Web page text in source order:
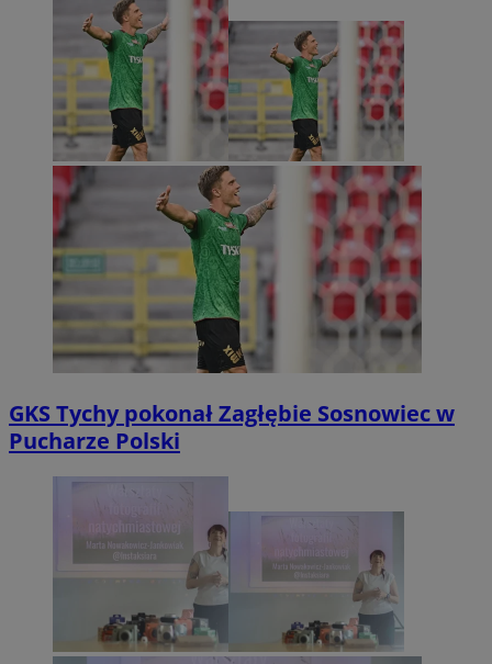
GKS Tychy pokonał Zagłębie Sosnowiec w
Pucharze Polski